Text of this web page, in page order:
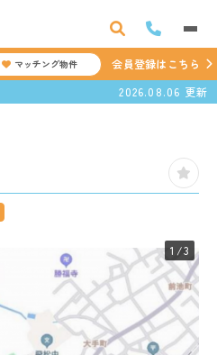
マッチング物件
会員登録はこちら
2026.08.06 更新
1 /3